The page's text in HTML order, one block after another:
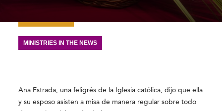
MINISTRIES IN THE NEWS
Ana Estrada, una feligrés de la Iglesia católica, dijo que ella
y su esposo asisten a misa de manera regular sobre todo